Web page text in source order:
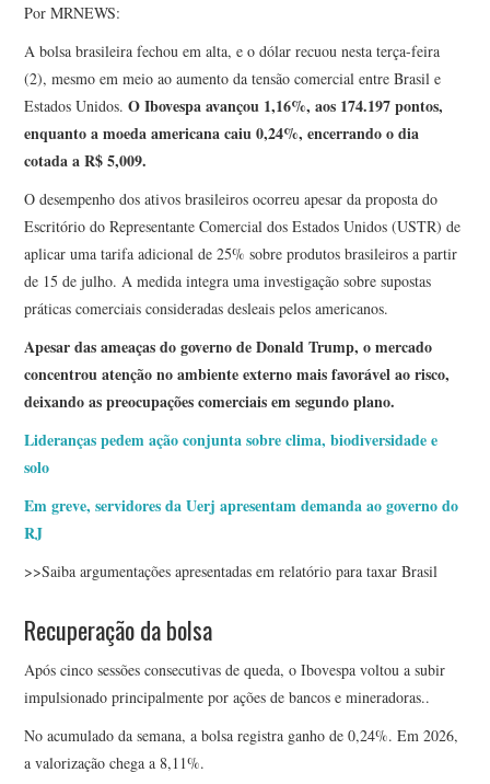
Por MRNEWS:
A bolsa brasileira fechou em alta, e o dólar recuou nesta terça-feira
(2), mesmo em meio ao aumento da tensão comercial entre Brasil e
Estados Unidos. O Ibovespa avançou 1,16%, aos 174.197 pontos,
enquanto a moeda americana caiu 0,24%, encerrando o dia
cotada a R$ 5,009.
O desempenho dos ativos brasileiros ocorreu apesar da proposta do
Escritório do Representante Comercial dos Estados Unidos (USTR) de
aplicar uma tarifa adicional de 25% sobre produtos brasileiros a partir
de 15 de julho. A medida integra uma investigação sobre supostas
práticas comerciais consideradas desleais pelos americanos.
Apesar das ameaças do governo de Donald Trump, o mercado
concentrou atenção no ambiente externo mais favorável ao risco,
deixando as preocupações comerciais em segundo plano.
Lideranças pedem ação conjunta sobre clima, biodiversidade e
solo
Em greve, servidores da Uerj apresentam demanda ao governo do
RJ
>>Saiba argumentações apresentadas em relatório para taxar Brasil
Recuperação da bolsa
Após cinco sessões consecutivas de queda, o Ibovespa voltou a subir
impulsionado principalmente por ações de bancos e mineradoras..
No acumulado da semana, a bolsa registra ganho de 0,24%. Em 2026,
a valorização chega a 8,11%.